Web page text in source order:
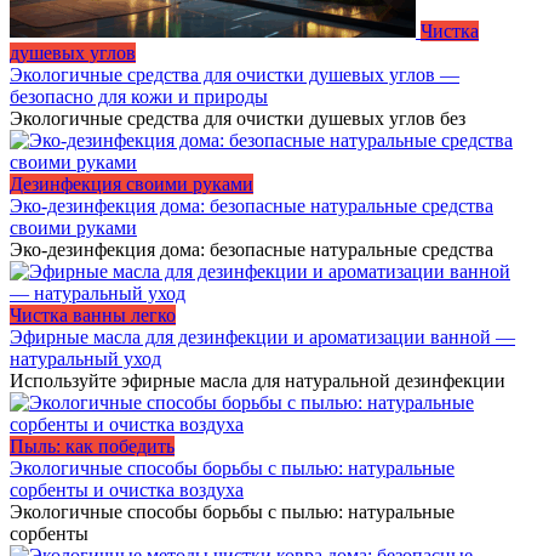
Чистка
душевых углов
Экологичные средства для очистки душевых углов —
безопасно для кожи и природы
Экологичные средства для очистки душевых углов без
Дезинфекция своими руками
Эко-дезинфекция дома: безопасные натуральные средства
своими руками
Эко-дезинфекция дома: безопасные натуральные средства
Чистка ванны легко
Эфирные масла для дезинфекции и ароматизации ванной —
натуральный уход
Используйте эфирные масла для натуральной дезинфекции
Пыль: как победить
Экологичные способы борьбы с пылью: натуральные
сорбенты и очистка воздуха
Экологичные способы борьбы с пылью: натуральные
сорбенты